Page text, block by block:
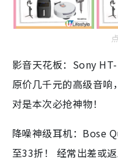
影音天花板：Sony
原价几千元的高级音
对是本次必抢神物！
降噪神级耳机：Bose
至33折！ 经常出差或返